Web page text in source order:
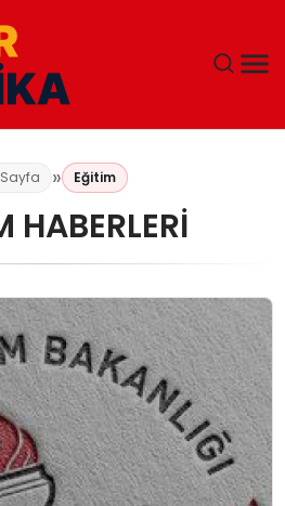
Eğitim
HABERLERI